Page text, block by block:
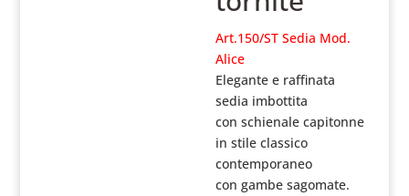
Art.150/ST Sedia Mod.
Alice
Elegante e raffinata
sedia imbottita
con schienale capitonne
in stile classico
contemporaneo
con gambe sagomate.